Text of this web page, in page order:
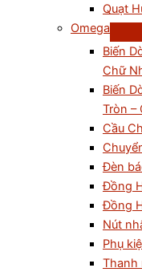
Quạt
Omega
Biến
Chữ
Biến
Tròn –
Cầu
Đèn
Đồng
Đồng
Nút
Phụ
Thanh